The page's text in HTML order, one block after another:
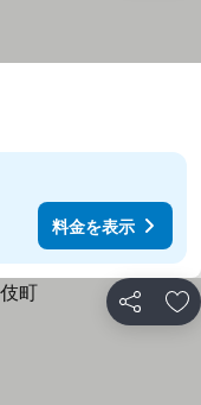
料金を表示
シェア お